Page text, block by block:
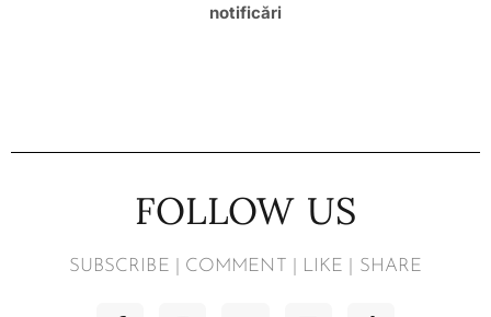
notificări
FOLLOW US
SUBSCRIBE | COMMENT | LIKE | SHARE